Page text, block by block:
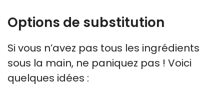
Options de substitution
Si vous n’avez pas tous les ingrédients
sous la main, ne paniquez pas ! Voici
quelques idées :